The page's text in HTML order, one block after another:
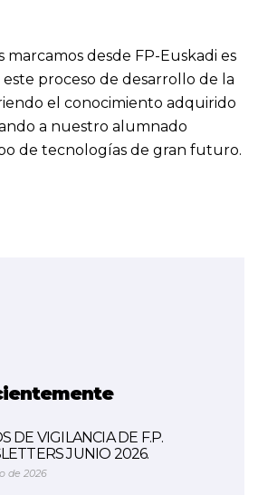
desde FP-Euskadi es
proceso de desarrollo de la
el conocimiento adquirido
a nuestro alumnado
de tecnologías de gran futuro.
DE VIGILANCIA DE F.P.
JUNIO 2026.
de 2026